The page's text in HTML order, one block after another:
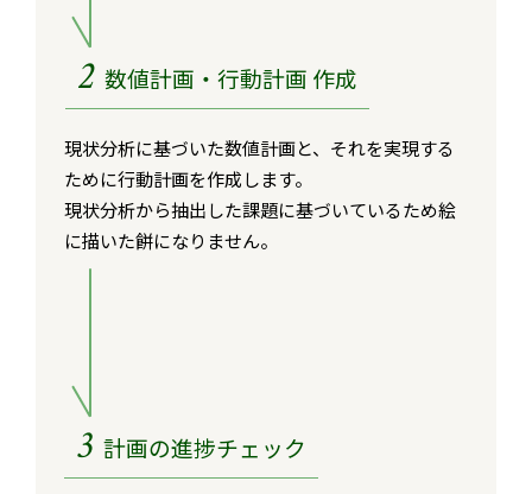
2 数値計画・行動計画 作成
現状分析に基づいた数値計画と、それを実現する
ために行動計画を作成します。
現状分析から抽出した課題に基づいているため絵
に描いた餅になりません。
3 計画の進捗チェック